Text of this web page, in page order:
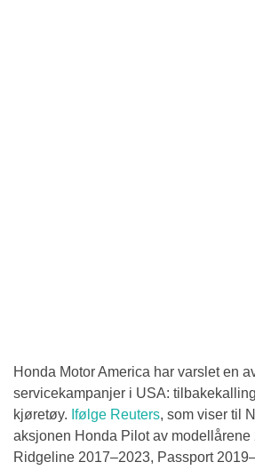
Honda Motor America har varslet en
servicekampanjer i USA:
kjøretøy. Ifølge Reuters, som viser til
aksjonen Honda Pilot av modellårene
Ridgeline 2017–2023, Passport